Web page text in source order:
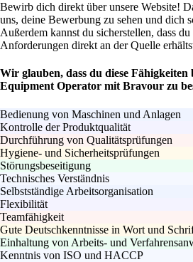
Bewirb dich direkt über unsere Website!
uns, deine Bewerbung zu sehen und dich
Außerdem kannst du sicherstellen, dass
Anforderungen direkt an der Quelle
Wir glauben, dass du diese
Equipment Operator mit Bravour zu
Bedienung von Maschinen und Anlagen
Kontrolle der Produktqualität
Durchführung von Qualitätsprüfungen
Hygiene- und Sicherheitsprüfungen
Störungsbeseitigung
Technisches Verständnis
Selbstständige Arbeitsorganisation
Flexibilität
Teamfähigkeit
Gute Deutschkenntnisse in Wort und
Einhaltung von Arbeits- und
Kenntnis von ISO und HACCP